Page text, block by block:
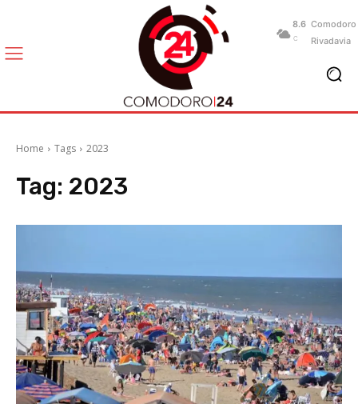
8.6
C
Comodoro
Rivadavia
Home Tags 2023
Tag: 2023